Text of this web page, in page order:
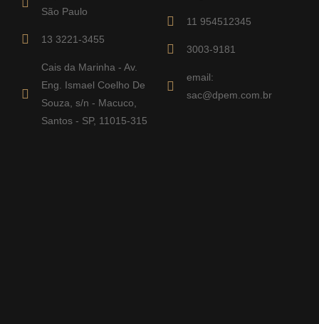
São Paulo
13 3221-3455
Cais da Marinha - Av.
Eng. Ismael Coelho De
Souza, s/n - Macuco,
Santos - SP, 11015-315
11 954512345
3003-9181
email:
sac@dpem.com.br